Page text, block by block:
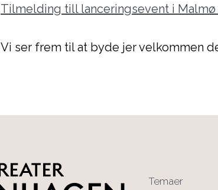
Tilmelding till lanceringsevent i Malmø
Vi ser frem til at byde jer velkommen
Temaer